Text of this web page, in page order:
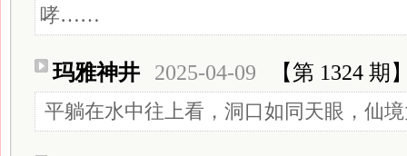
哮……
玛雅神井 2025-04-09 【第 1324 期
平躺在水中往上看，洞口如同天眼，仙